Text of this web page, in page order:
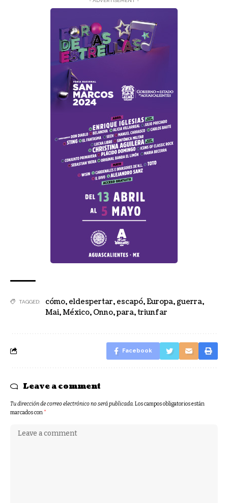
TAGGED: cómo, eldespertar, escapó,Europa, guerra,
Mai,México, Onno,para,triunfar
Facebook
Leave a comment
Tu dirección de correo electrónico no será publicada.Los campos obligatorios están
marcados con*